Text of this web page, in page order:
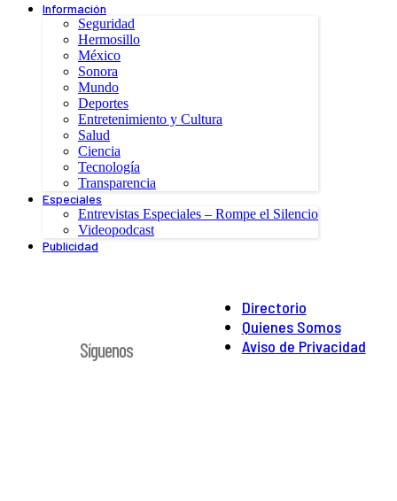
Información
Seguridad
Hermosillo
México
Sonora
Mundo
Deportes
Entretenimiento y Cultura
Salud
Ciencia
Tecnología
Transparencia
Especiales
Entrevistas Especiales – Rompe el Silencio
Videopodcast
Publicidad
Directorio
Quienes Somos
Aviso de Privacidad
Síguenos